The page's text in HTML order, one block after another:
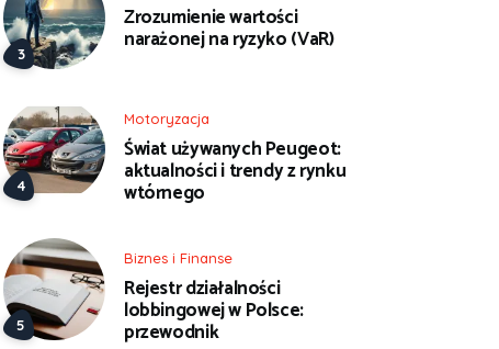
Zrozumienie wartości
narażonej na ryzyko (VaR)
Motoryzacja
Świat używanych Peugeot:
aktualności i trendy z rynku
wtórnego
Biznes i Finanse
Rejestr działalności
lobbingowej w Polsce:
przewodnik